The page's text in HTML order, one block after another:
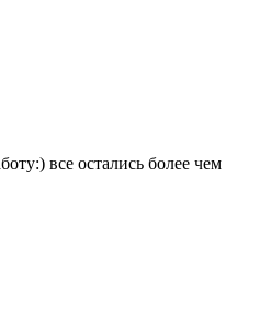
все остались более чем